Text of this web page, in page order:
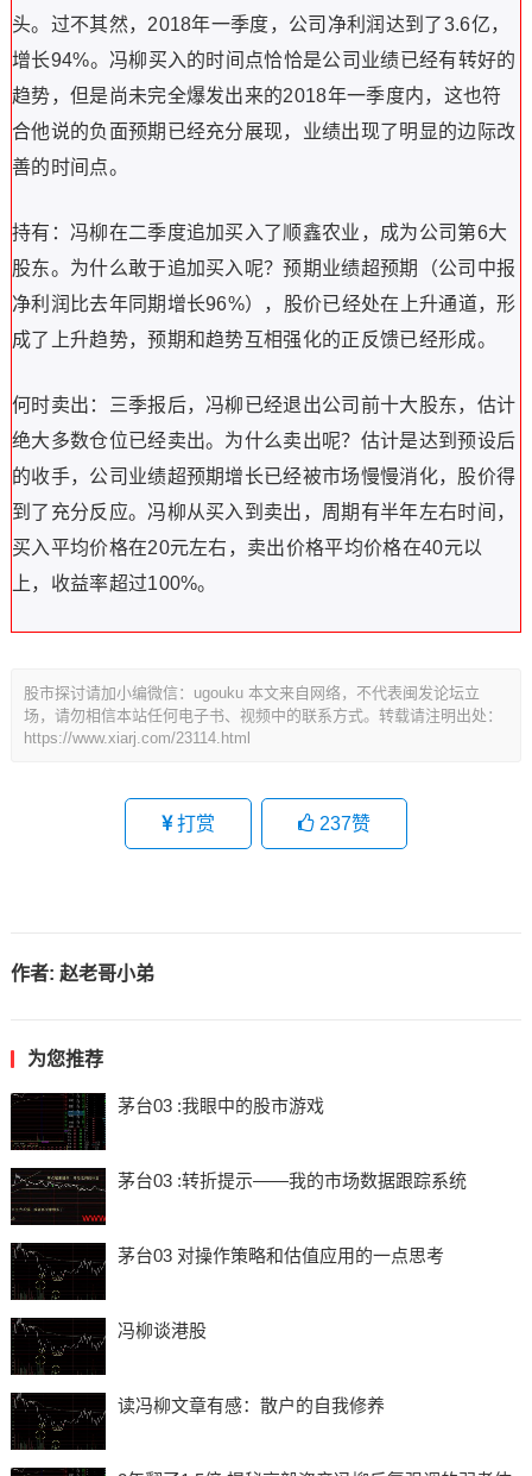
头。过不其然，2018年一季度，公司净利润达到了3.6亿，
增长94%。冯柳买入的时间点恰恰是公司业绩已经有转好的
趋势，但是尚未完全爆发出来的2018年一季度内，这也符
合他说的负面预期已经充分展现，业绩出现了明显的边际改
善的时间点。
持有：冯柳在二季度追加买入了顺鑫农业，成为公司第6大
股东。为什么敢于追加买入呢？预期业绩超预期（公司中报
净利润比去年同期增长96%），股价已经处在上升通道，形
成了上升趋势，预期和趋势互相强化的正反馈已经形成。
何时卖出：三季报后，冯柳已经退出公司前十大股东，估计
绝大多数仓位已经卖出。为什么卖出呢？估计是达到预设后
的收手，公司业绩超预期增长已经被市场慢慢消化，股价得
到了充分反应。冯柳从买入到卖出，周期有半年左右时间，
买入平均价格在20元左右，卖出价格平均价格在40元以
上，收益率超过100%。
股市探讨请加小编微信：ugouku 本文来自网络，不代表闽发论坛立
场，请勿相信本站任何电子书、视频中的联系方式。转载请注明出处：
https://www.xiarj.com/23114.html
打赏 237赞
作者: 赵老哥小弟
为您推荐
茅台03 :我眼中的股市游戏
茅台03 :转折提示——我的市场数据跟踪系统
茅台03 对操作策略和估值应用的一点思考
冯柳谈港股
读冯柳文章有感：散户的自我修养